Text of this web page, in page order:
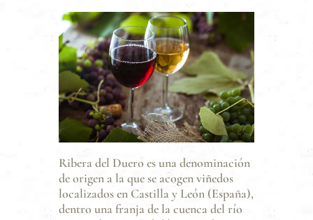
Ribera del Duero es una denominación
de origen a la que se acogen viñedos
localizados en Castilla y León (España),
dentro una franja de la cuenca del río